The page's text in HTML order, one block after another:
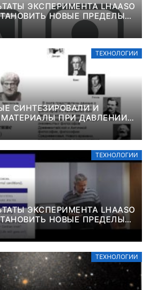
ЭКСПЕРИМЕНТА LHAASO
НОВЫЕ ПРЕДЕЛЫ
ТЯЖЕЛЫХ ЧАСТИЦ ТЕМНОЙ
ТЕХНОЛОГИИ
СИНТЕЗИРОВАЛИ И
ПРИ ДАВЛЕНИИ
ТЕХНОЛОГИИ
ЭКСПЕРИМЕНТА LHAASO
НОВЫЕ ПРЕДЕЛЫ
ТЯЖЕЛЫХ ЧАСТИЦ ТЕМНОЙ
ТЕХНОЛОГИИ